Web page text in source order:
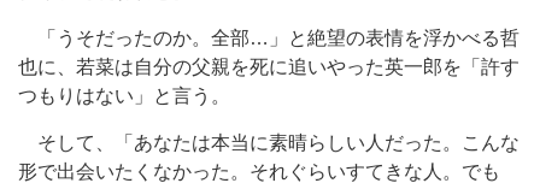
「うそだったのか。全部…」と絶望の表情を浮かべる哲
也に、若菜は自分の父親を死に追いやった英一郎を「許す
つもりはない」と言う。
そして、「あなたは本当に素晴らしい人だった。こんな
形で出会いたくなかった。それぐらいすてきな人。でも